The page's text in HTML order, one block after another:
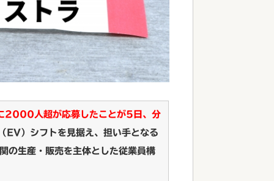
2000人超が応募したことが5日、分
EV）シフトを見据え、担い手となる
の生産・販売を主体とした従業員構